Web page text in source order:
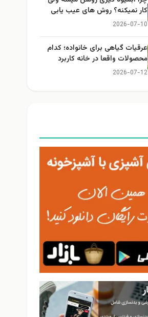
کار نمیکنه؟ روش های عیب یابی
2026-07-10
عرقیات گیاهی برای خانواده؛ کدام
محصولات واقعا در خانه کاربرد
دارند؟
2026-07-12